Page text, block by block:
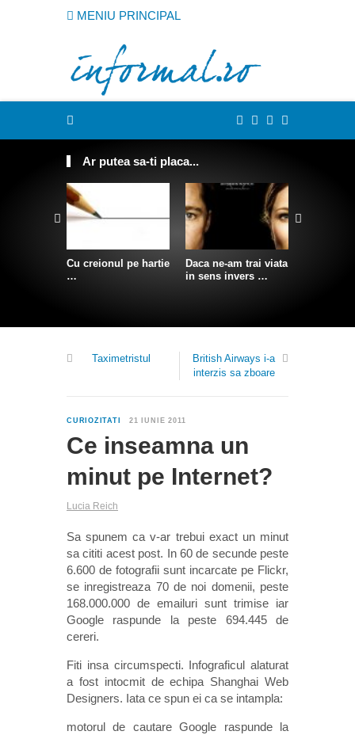
MENIU PRINCIPAL
Ar putea sa-ti placa...
Cu creionul pe hartie
…
Daca ne-am trai viata
in sens invers …
Taximetristul
British Airways i-a
interzis sa zboare
CURIOZITATI 21 IUNIE 2011
Ce inseamna un
minut pe Internet?
Lucia Reich
Sa spunem ca v-ar trebui exact un minut
sa cititi acest post. In 60 de secunde peste
6.600 de fotografii sunt incarcate pe Flickr,
se inregistreaza 70 de noi domenii, peste
168.000.000 de emailuri sunt trimise iar
Google raspunde la peste 694.445 de
cereri.
Fiti insa circumspecti. Infograficul alaturat
a fost intocmit de echipa Shanghai Web
Designers. Iata ce spun ei ca se intampla:
motorul de cautare Google raspunde la